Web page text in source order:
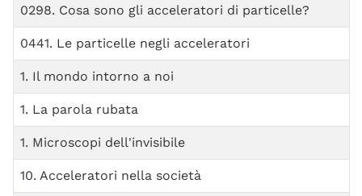
Titolo
0298. Cosa sono gli acceleratori di particelle?
0441. Le particelle negli acceleratori
1. Il mondo intorno a noi
1. La parola rubata
1. Microscopi dell'invisibile
10. Acceleratori nella società